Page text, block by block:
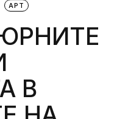
АРТ
В